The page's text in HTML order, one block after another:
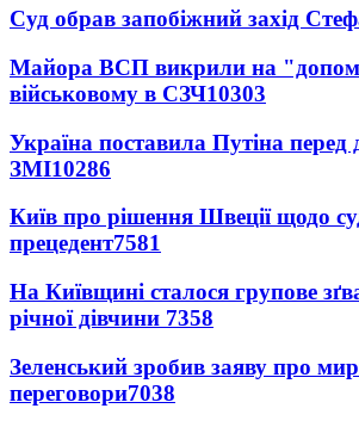
Суд обрав запобіжний захід
Майора ВСП викрили на
військовому в СЗЧ10303
Україна поставила Путіна
ЗМІ10286
Київ про рішення Швеції щодо
прецедент7581
На Київщині сталося групове
річної дівчини 7358
Зеленський зробив заяву про
переговори7038